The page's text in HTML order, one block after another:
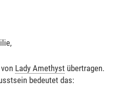
Lady Amethyst übertragen.
bedeutet das: